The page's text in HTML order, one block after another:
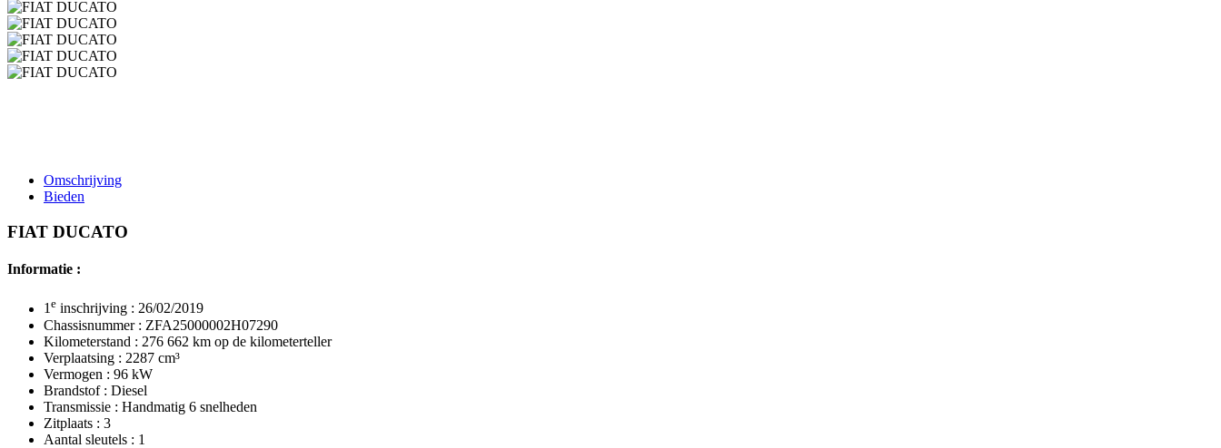
Omschrijving
Bieden
FIAT DUCATO
Informatie :
1e inschrijving : 26/02/2019
Chassisnummer : ZFA25000002H07290
Kilometerstand : 276 662 km op de kilometerteller
Verplaatsing : 2287 cm³
Vermogen : 96 kW
Brandstof : Diesel
Transmissie : Handmatig 6 snelheden
Zitplaats : 3
Aantal sleutels : 1